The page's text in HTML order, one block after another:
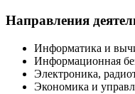
Направления
Информатика и
Информационная
Электроника,
Экономика и